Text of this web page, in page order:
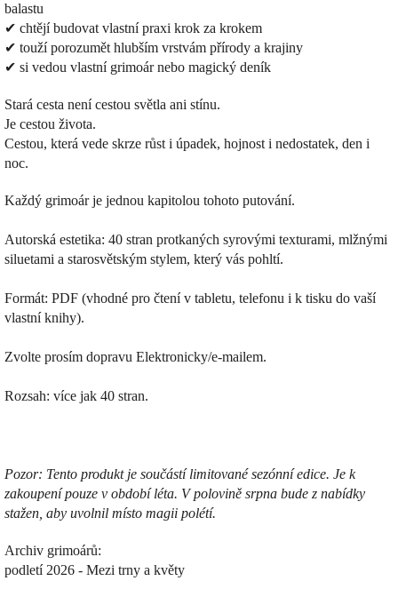
balastu
✔ chtějí budovat vlastní praxi krok za krokem
✔ touží porozumět hlubším vrstvám přírody a krajiny
✔ si vedou vlastní grimoár nebo magický deník
Stará cesta není cestou světla ani stínu.
Je cestou života.
Cestou, která vede skrze růst i úpadek, hojnost i nedostatek, den i
noc.
Každý grimoár je jednou kapitolou tohoto putování.
Autorská estetika: 40 stran protkaných syrovými texturami, mlžnými
siluetami a starosvětským stylem, který vás pohltí.
Formát: PDF (vhodné pro čtení v tabletu, telefonu i k tisku do vaší
vlastní knihy).
Zvolte prosím dopravu Elektronicky/e-mailem.
Rozsah: více jak 40 stran.
Pozor: Tento produkt je součástí limitované sezónní edice. Je k
zakoupení pouze v období léta. V polovině srpna bude z nabídky
stažen, aby uvolnil místo magii polétí.
Archiv grimoárů:
podletí 2026 - Mezi trny a květy